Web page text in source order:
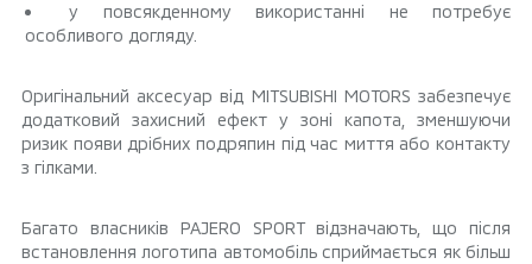
у повсякденному використанні не потребує
особливого догляду.
Оригінальний аксесуар від MITSUBISHI MOTORS забезпечує
додатковий захисний ефект у зоні капота, зменшуючи
ризик появи дрібних подряпин під час миття або контакту
з гілками.
Багато власників PAJERO SPORT відзначають, що після
встановлення логотипа автомобіль сприймається як більш